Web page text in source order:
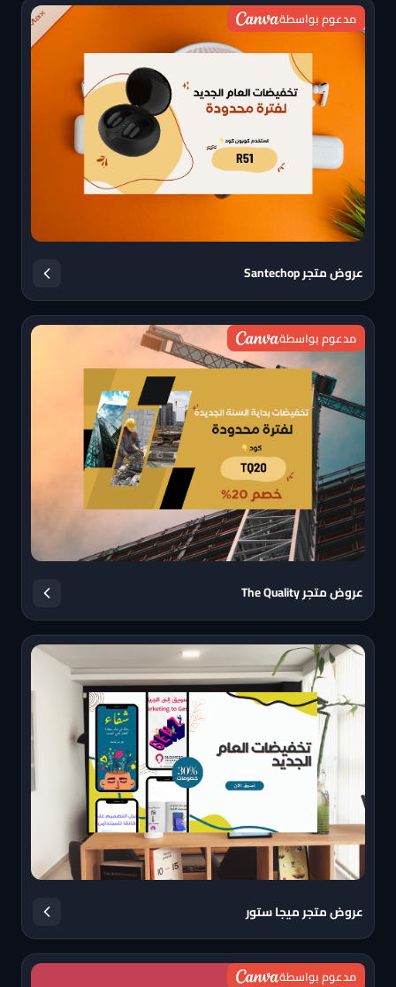
مدعوم بواسطة
عروض متجر Santechop
مدعوم بواسطة
عروض متجر The Quality
عروض متجر ميجا ستور
مدعوم بواسطة